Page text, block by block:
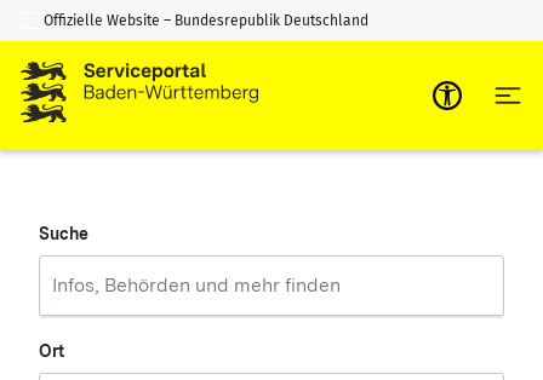
Zum Inhalt springen
Zur Suche springen
Offizielle Website – Bundesrepublik Deutschland
Suche
Ort